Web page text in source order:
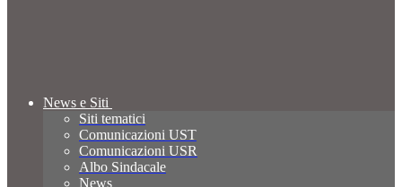
News e Siti
Siti tematici
Comunicazioni UST
Comunicazioni USR
Albo Sindacale
News